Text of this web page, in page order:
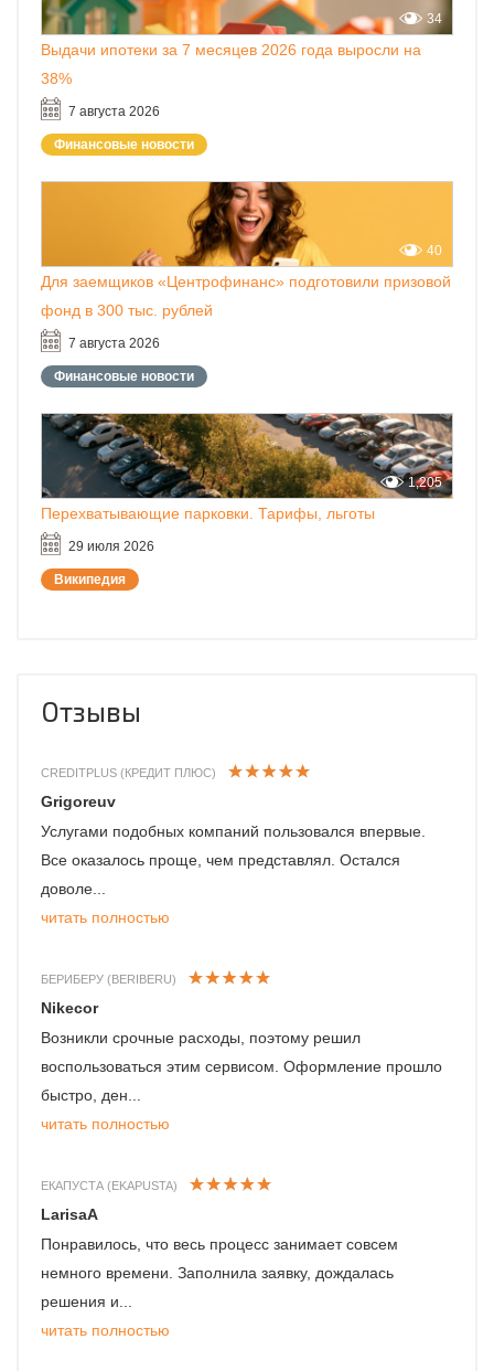
Выдачи ипотеки за 7 месяцев 2026 года выросли на
38%
7 августа 2026
34
Финансовые новости
Для заемщиков «Центрофинанс» подготовили призовой
фонд в 300 тыс. рублей
7 августа 2026
40
Финансовые новости
Перехватывающие парковки. Тарифы, льготы
29 июля 2026
1,205
Википедия
Отзывы
CREDITPLUS (КРЕДИТ ПЛЮС)
Grigoreuv
Услугами подобных компаний пользовался впервые.
Все оказалось проще, чем представлял. Остался
доволе...
читать полностью
БЕРИБЕРУ (BERIBERU)
Nikecor
Возникли срочные расходы, поэтому решил
воспользоваться этим сервисом. Оформление прошло
быстро, ден...
читать полностью
ЕКАПУСТА (EKAPUSTA)
LarisaA
Понравилось, что весь процесс занимает совсем
немного времени. Заполнила заявку, дождалась
решения и...
читать полностью